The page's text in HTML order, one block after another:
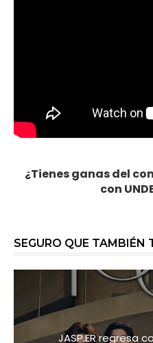
¿Tienes ganas del
con
SEGURO QUE TAMBIÉN
JASP.ER regresa